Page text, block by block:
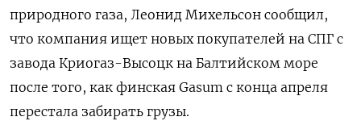
природного газа, Леонид Михельсон сообщил,
что компания ищет новых покупателей на СПГ с
завода Криогаз-Высоцк на Балтийском море
после того, как финская Gasum с конца апреля
перестала забирать грузы.